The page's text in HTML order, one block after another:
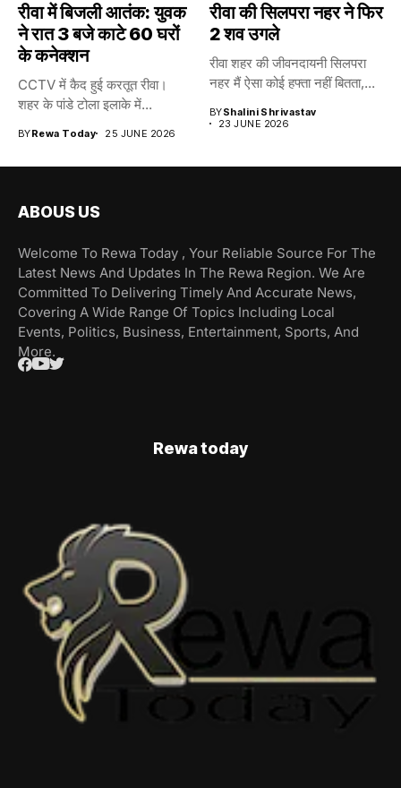
रीवा में बिजली आतंक: युवक
ने रात 3 बजे काटे 60 घरों
के कनेक्शन
CCTV में कैद हुई करतूत रीवा।
शहर के पांडे टोला इलाके में...
BYRewa Today 25 JUNE 2026
रीवा की सिलपरा नहर ने फिर
2 शव उगले
रीवा शहर की जीवनदायनी सिलपरा
नहर मैं ऐसा कोई हफ्ता नहीं बितता,...
BYShalini Shrivastav
23 JUNE 2026
ABOUS US
Welcome To Rewa Today , Your Reliable Source For The
Latest News And Updates In The Rewa Region. We Are
Committed To Delivering Timely And Accurate News,
Covering A Wide Range Of Topics Including Local
Events, Politics, Business, Entertainment, Sports, And
More.
Rewa today